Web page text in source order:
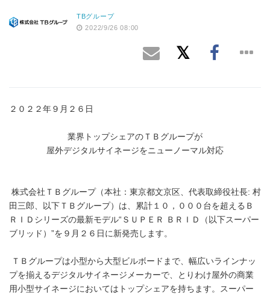
TBグループ
2022/9/26 08:00
２０２２年９月２６日
業界トップシェアのＴＢグループが
屋外デジタルサイネージをニューノーマル対応
株式会社ＴＢグループ（本社：東京都文京区、代表取締役社長: 村
田三郎、以下ＴＢグループ）は、累計１０，０００台を超えるＢ
ＲＩＤシリーズの最新モデル“ＳＵＰＥＲ ＢＲＩＤ（以下スーパー
ブリッド）”を９月２６日に新発売します。
ＴＢグループは小型から大型ビルボードまで、幅広いラインナッ
プを揃えるデジタルサイネージメーカーで、とりわけ屋外の商業
用小型サイネージにおいてはトップシェアを持ちます。スーパー